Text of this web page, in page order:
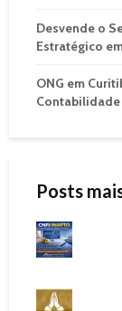
Desvende o
Estratégico
ONG em
Posts